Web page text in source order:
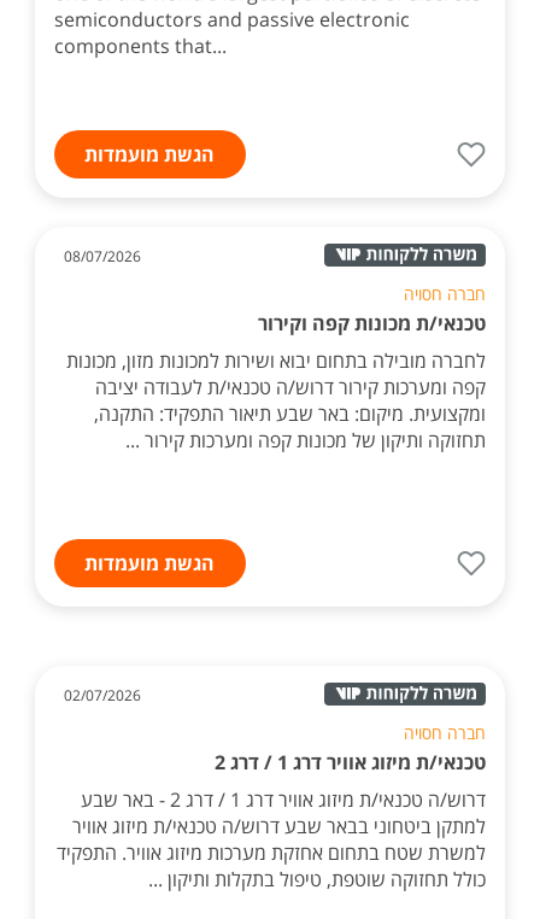
semiconductors and passive electronic
components that...
הגשת מועמדות
08/07/2026
חברה חסויה
טכנאי/ת מכונות קפה וקירור
לחברה מובילה בתחום יבוא ושירות למכונות מזון, מכונות
קפה ומערכות קירור דרוש/ה טכנאי/ת לעבודה יציבה
ומקצועית. מיקום: באר שבע תיאור התפקיד: התקנה,
תחזוקה ותיקון של מכונות קפה ומערכות קירור ...
הגשת מועמדות
02/07/2026
חברה חסויה
טכנאי/ת מיזוג אוויר דרג 1 / דרג 2
דרוש/ה טכנאי/ת מיזוג אוויר דרג 1 / דרג 2 - באר שבע
למתקן ביטחוני בבאר שבע דרוש/ה טכנאי/ת מיזוג אוויר
למשרת שטח בתחום אחזקת מערכות מיזוג אוויר. התפקיד
כולל תחזוקה שוטפת, טיפול בתקלות ותיקון ...